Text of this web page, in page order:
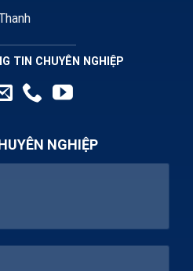
TIN CHUYÊN NGHIỆP
NGHIỆP